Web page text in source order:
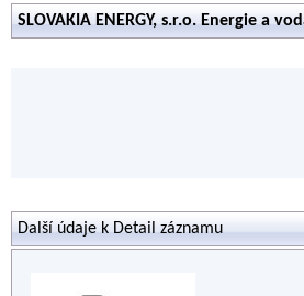
SLOVAKIA ENERGY, s.r.o. Energie a
Další údaje k Detail záznamu